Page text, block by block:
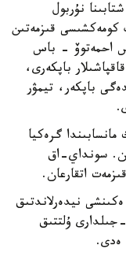
نۇربول
قىزمەتىن
احمەتوۆ - باس
باپكەرى،
باپكەر، تيمۋر
گرەكيا
سونداي-اق
اتقارعان.
نيدەرلاندتىق
مامان اتاندى. بۇعان دەيىن 2006-2008 -جىلدارى ۇلتتىق
ەدى.